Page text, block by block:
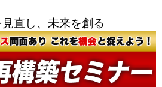
直し、未来を創る